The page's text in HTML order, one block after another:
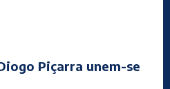
Piçarra unem-se